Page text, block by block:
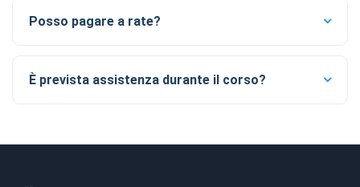
Posso pagare a rate?
È prevista assistenza durante il corso?